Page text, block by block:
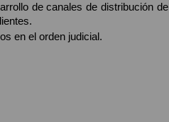
de canales de distribución de
en el orden judicial.